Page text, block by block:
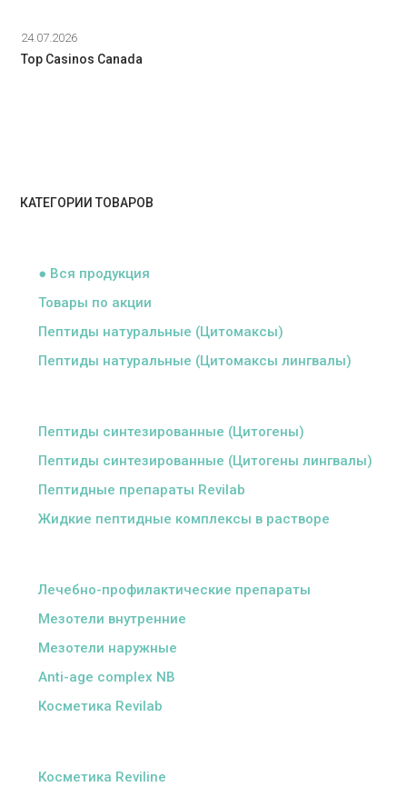
24.07.2026
Top Casinos Canada
КАТЕГОРИИ ТОВАРОВ
● Вся продукция
Товары по акции
Пептиды натуральные (Цитомаксы)
Пептиды натуральные (Цитомаксы лингвалы)
Пептиды синтезированные (Цитогены)
Пептиды синтезированные (Цитогены лингвалы)
Пептидные препараты Revilab
Жидкие пептидные комплексы в растворе
Лечебно-профилактические препараты
Мезотели внутренние
Мезотели наружные
Anti-age complex NB
Косметика Revilab
Косметика Reviline